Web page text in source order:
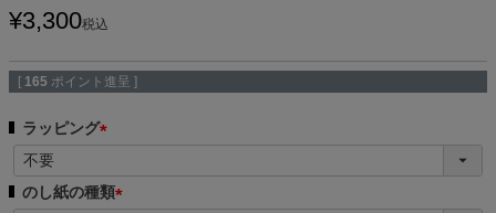
¥3,300税込
[ 165 ポイント進呈 ]
ラッピング
必
須
のし紙の種類